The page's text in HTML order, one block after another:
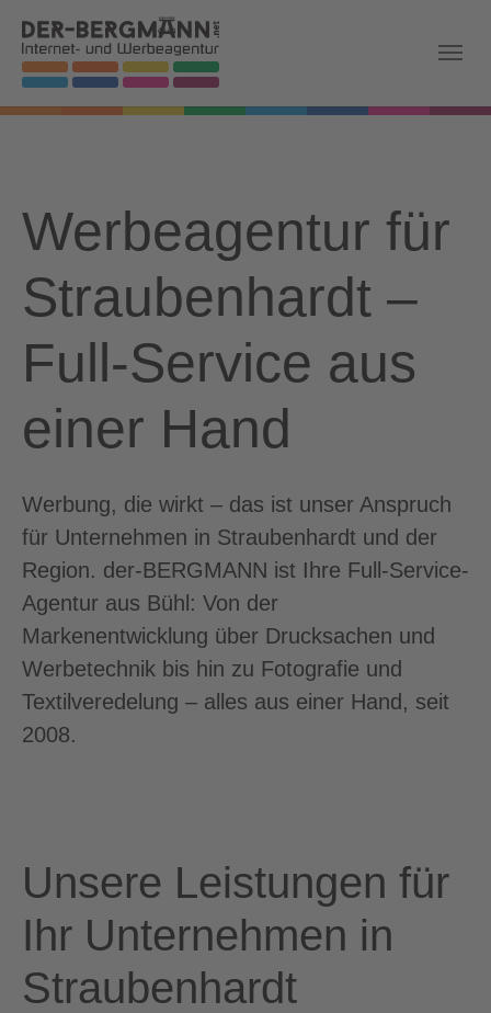
Skip to main navigation
Zum Hauptinhalt springen
Skip to page footer
Werbeagentur für
Straubenhardt –
Full-Service aus
einer Hand
Werbung, die wirkt – das ist unser Anspruch
für Unternehmen in Straubenhardt und der
Region. der-BERGMANN ist Ihre Full-Service-
Agentur aus Bühl: Von der
Markenentwicklung über Drucksachen und
Werbetechnik bis hin zu Fotografie und
Textilveredelung – alles aus einer Hand, seit
2008.
Unsere Leistungen für
Ihr Unternehmen in
Straubenhardt